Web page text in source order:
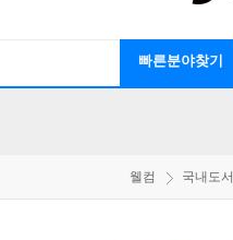
빠른분야찾기
웰컴 국내도서